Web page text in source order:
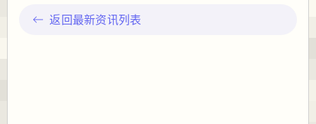
返回最新资讯列表